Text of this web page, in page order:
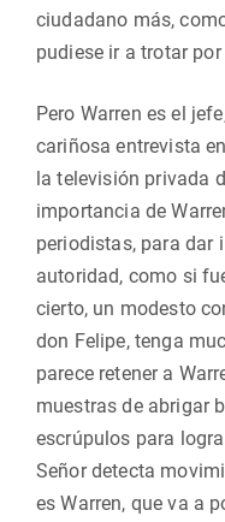
ciudadano más,
pudiese ir a trotar
Pero Warren es el
cariñosa entrevista
la televisión privada
importancia de
periodistas, para dar
autoridad, como si
cierto, un modesto
don Felipe, tenga
parece retener a
muestras de abrigar
escrúpulos para
Señor detecta
es Warren, que va a